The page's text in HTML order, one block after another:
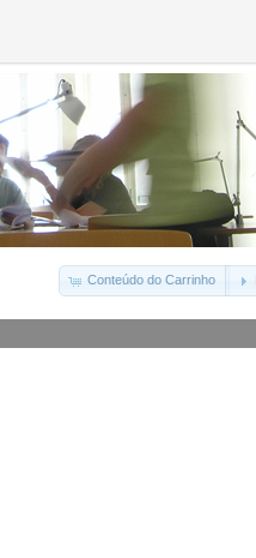
Conteúdo do Carrinho